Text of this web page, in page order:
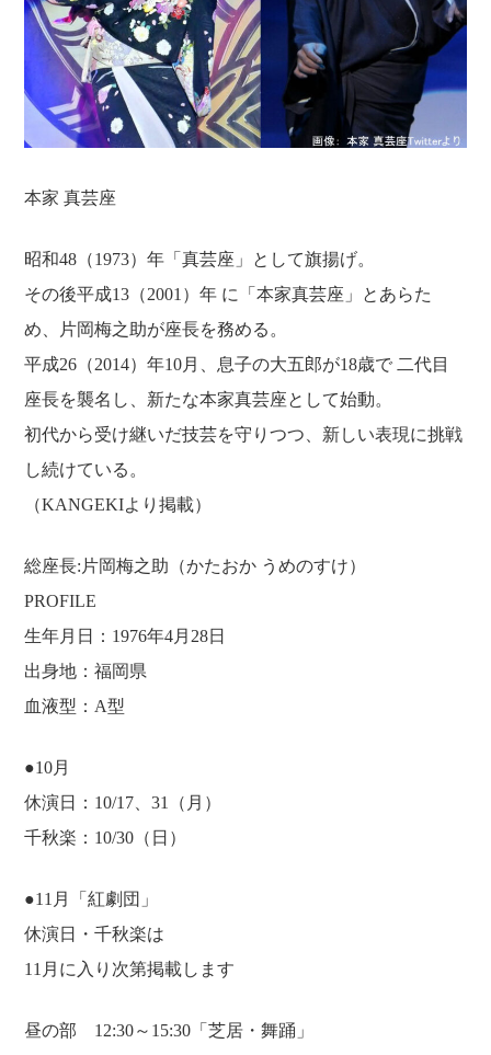
ホーム
ご宿泊
天然温泉
本家 真芸座
昭和48（1973）年「真芸座」として旗揚げ。
その後平成13（2001）年 に「本家真芸座」とあらた
め、片岡梅之助が座長を務める。
平成26（2014）年10月、息子の大五郎が18歳で 二代目
座長を襲名し、新たな本家真芸座として始動。
初代から受け継いだ技芸を守りつつ、新しい表現に挑戦
し続けている。
（KANGEKIより掲載）
総座長:片岡梅之助（かたおか うめのすけ）
PROFILE
生年月日：1976年4月28日
出身地：福岡県
血液型：A型
●10月
休演日：10/17、31（月）
千秋楽：10/30（日）
●11月「紅劇団」
休演日・千秋楽は
11月に入り次第掲載します
昼の部 12:30～15:30「芝居・舞踊」